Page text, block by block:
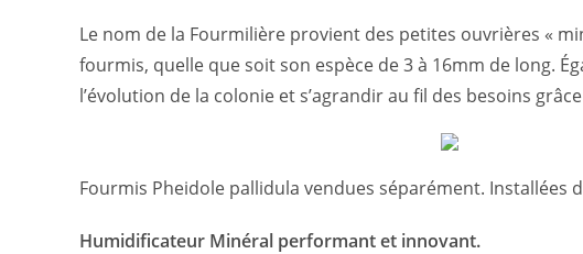
Le nom de la Fourmilière provient des petites ouvrières «
fourmis, quelle que soit son espèce de 3 à 16mm de long.
l’évolution de la colonie et s’agrandir au fil des besoins
Fourmis Pheidole pallidula vendues séparément. Installées
Humidificateur Minéral performant et innovant.